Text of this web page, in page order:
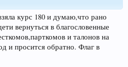
курс 180 и думаю,что рано
вернуться в благословенные
и талонов на
и просится обратно. Флаг в